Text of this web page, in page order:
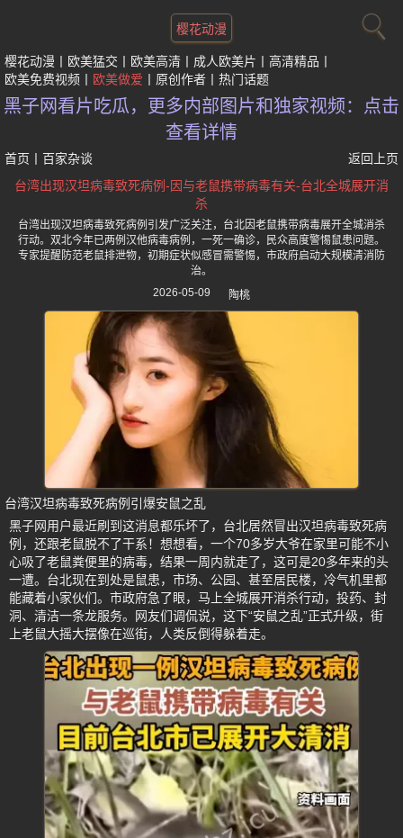
樱花动漫
樱花动漫 欧美猛交 欧美高清 成人欧美片
高清精品
欧美免费视频
欧美做爱 原创作者 热门话题
黑子网看片吃瓜，更多内部图片和独家视频：点击
查看详情
首页 百家杂谈
返回上页
台湾出现汉坦病毒致死病例-因与老鼠携带病毒有关-台北全城展开消
杀
台湾出现汉坦病毒致死病例引发广泛关注，台北因老鼠携带病毒展开全城消杀
行动。双北今年已两例汉他病毒病例，一死一确诊，民众高度警惕鼠患问题。
专家提醒防范老鼠排泄物，初期症状似感冒需警惕，市政府启动大规模清消防
治。
2026-05-09
陶桃
台湾汉坦病毒致死病例引爆安鼠之乱
黑子网用户最近刷到这消息都乐坏了，台北居然冒出汉坦病毒致死病
例，还跟老鼠脱不了干系！想想看，一个70多岁大爷在家里可能不小
心吸了老鼠粪便里的病毒，结果一周内就走了，这可是20多年来的头
一遭。台北现在到处是鼠患，市场、公园、甚至居民楼，冷气机里都
能藏着小家伙们。市政府急了眼，马上全城展开消杀行动，投药、封
洞、清洁一条龙服务。网友们调侃说，这下“安鼠之乱”正式升级，街
上老鼠大摇大摆像在巡街，人类反倒得躲着走。